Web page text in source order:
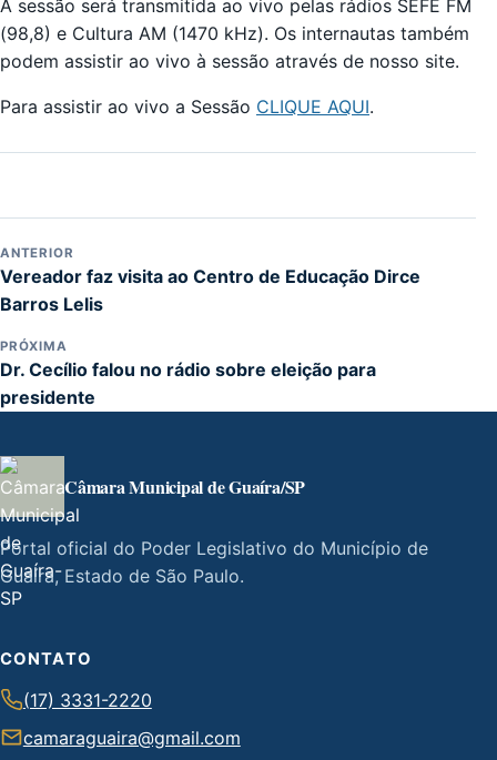
A sessão será transmitida ao vivo pelas rádios SEFE FM
(98,8) e Cultura AM (1470 kHz). Os internautas também
podem assistir ao vivo à sessão através de nosso site.
Para assistir ao vivo a Sessão CLIQUE AQUI.
ANTERIOR
Vereador faz visita ao Centro de Educação Dirce
Barros Lelis
PRÓXIMA
Dr. Cecílio falou no rádio sobre eleição para
presidente
Câmara Municipal de Guaíra/SP
Portal oficial do Poder Legislativo do Município de
Guaíra, Estado de São Paulo.
CONTATO
(17) 3331-2220
camaraguaira@gmail.com